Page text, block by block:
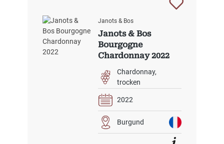
Janots & Bos
Janots & Bos
Bourgogne
Chardonnay 2022
Chardonnay
trocken
2022
Burgund